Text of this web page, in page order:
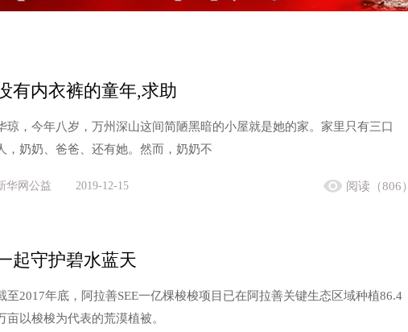
有内衣裤的童年,求助
琼，今年八岁，万州深山这间简陋黑暗的小屋就是她的家。家里只有三口
，奶奶、爸爸、还有她。然而，奶奶不
华网公益 2019-12-15 阅读（806）
起守护碧水蓝天
至2017年底，阿拉善SEE一亿棵梭梭项目已在阿拉善关键生态区域种植86.4
亩以梭梭为代表的荒漠植被。